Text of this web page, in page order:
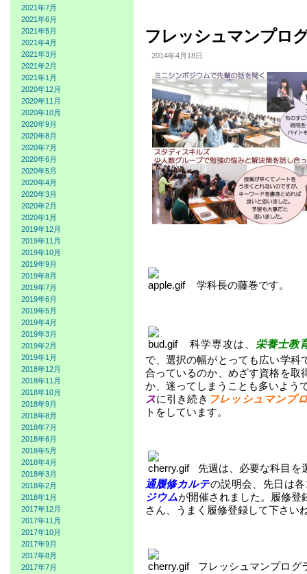
2021年7月
2021年6月
2021年5月
2021年4月
2021年3月
2021年2月
2021年1月
2020年12月
2020年11月
2020年10月
2020年9月
2020年8月
2020年7月
2020年6月
2020年5月
2020年4月
2020年3月
2020年2月
2020年1月
2019年12月
2019年11月
2019年10月
2019年9月
2019年8月
2019年7月
2019年6月
2019年5月
2019年4月
2019年3月
2019年2月
2019年1月
2018年12月
2018年11月
2018年10月
2018年9月
2018年8月
2018年7月
2018年6月
2018年5月
2018年4月
2018年3月
2018年2月
2018年1月
2017年12月
2017年11月
2017年10月
2017年9月
2017年8月
2017年7月
フレッシュマンプロ
2014年4月18日
学科長の藤巻です。
科学専攻は、 栄養士教
で、選択の幅がとっても広い学科
合っているのか、めざす資格を取
か、迷ってしまうことも多いよう
スに引き続き フレッシュマンプ
トをしています。
先週は、必要な科目を
通履修カルテの説明会、先日は
ジウムが開催されました。履修登
さん、うまく履修登録して下さい
フレッシュマンプログ